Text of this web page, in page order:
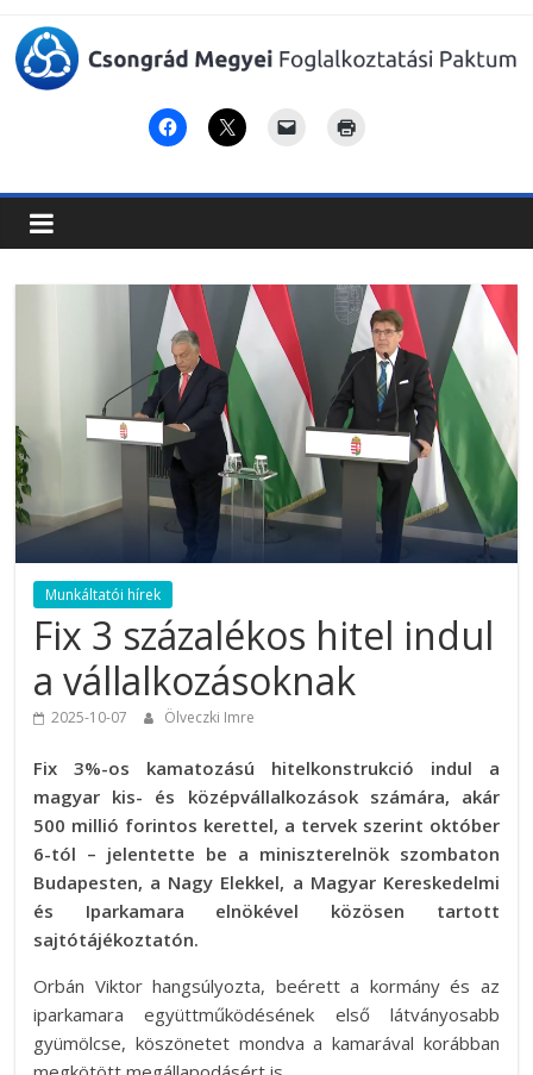
Csongrád
Megyei
Foglalkoztatási
Paktum
Munkáltatói hírek
Fix 3 százalékos hitel indul
a vállalkozásoknak
2025-10-07 Ölveczki Imre
Fix 3%-os kamatozású hitelkonstrukció indul a
magyar kis- és középvállalkozások számára, akár
500 millió forintos kerettel, a tervek szerint október
6-tól – jelentette be a miniszterelnök szombaton
Budapesten, a Nagy Elekkel, a Magyar Kereskedelmi
és Iparkamara elnökével közösen tartott
sajtótájékoztatón.
Orbán Viktor hangsúlyozta, beérett a kormány és az
iparkamara együttműködésének első látványosabb
gyümölcse, köszönetet mondva a kamarával korábban